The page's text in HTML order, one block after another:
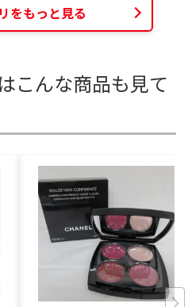
をもっと見る
こんな商品も見て